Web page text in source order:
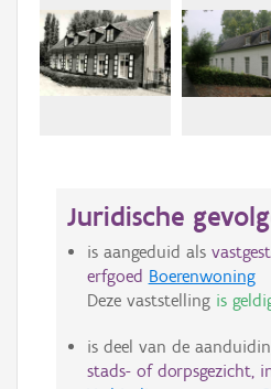
Juridische
is aangeduid als
erfgoed Boerenwoning
Deze vaststelling is
is deel van de
stads- of dorpsgezicht,